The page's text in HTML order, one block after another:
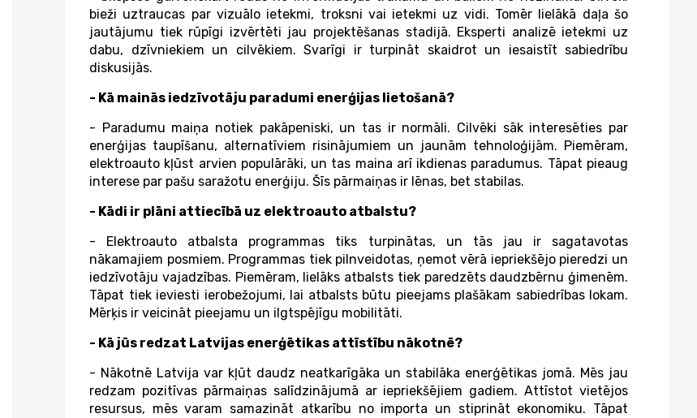
bieži uztraucas par vizuālo ietekmi, troksni vai ietekmi uz vidi. Tomēr lielākā daļa šo
jautājumu tiek rūpīgi izvērtēti jau projektēšanas stadijā. Eksperti analizē ietekmi uz
dabu, dzīvniekiem un cilvēkiem. Svarīgi ir turpināt skaidrot un iesaistīt sabiedrību
diskusijās.
- Kā mainās iedzīvotāju paradumi enerģijas lietošanā?
- Paradumu maiņa notiek pakāpeniski, un tas ir normāli. Cilvēki sāk interesēties par
enerģijas taupīšanu, alternatīviem risinājumiem un jaunām tehnoloģijām. Piemēram,
elektroauto kļūst arvien populārāki, un tas maina arī ikdienas paradumus. Tāpat pieaug
interese par pašu saražotu enerģiju. Šīs pārmaiņas ir lēnas, bet stabilas.
- Kādi ir plāni attiecībā uz elektroauto atbalstu?
- Elektroauto atbalsta programmas tiks turpinātas, un tās jau ir sagatavotas
nākamajiem posmiem. Programmas tiek pilnveidotas, ņemot vērā iepriekšējo pieredzi un
iedzīvotāju vajadzības. Piemēram, lielāks atbalsts tiek paredzēts daudzbērnu ģimenēm.
Tāpat tiek ieviesti ierobežojumi, lai atbalsts būtu pieejams plašākam sabiedrības lokam.
Mērķis ir veicināt pieejamu un ilgtspējīgu mobilitāti.
- Kā jūs redzat Latvijas enerģētikas attīstību nākotnē?
- Nākotnē Latvija var kļūt daudz neatkarīgāka un stabilāka enerģētikas jomā. Mēs jau
redzam pozitīvas pārmaiņas salīdzinājumā ar iepriekšējiem gadiem. Attīstot vietējos
resursus, mēs varam samazināt atkarību no importa un stiprināt ekonomiku. Tāpat